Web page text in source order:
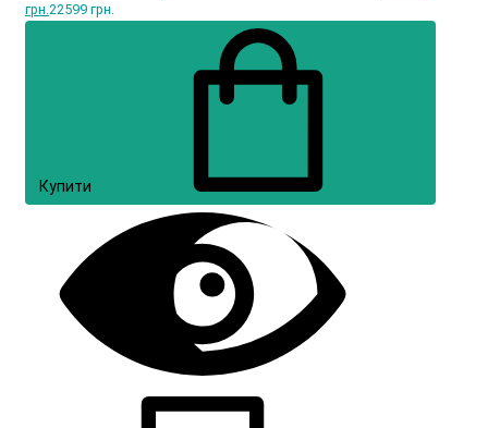
грн.22599 грн.
Купити